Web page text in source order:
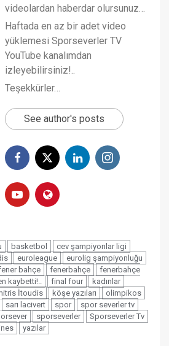
videolardan haberdar olursunuz…
Haftada en az bir adet video
yüklemesi Sporseverler TV
YouTube kanalımdan
izleyebilirsiniz!..
Teşekkürler…
See author's posts
basketbol
cev şampiyonlar ligi
euroleague
eurolig şampiyonluğu
bahçe fenerbahçe
fenerbahçe
kaybetti!.. final four
kadınlar
İtoudis köşe yazıları
olimpikos
sarı lacivert spor
spor severler tv
sporseverler
Sporseverler Tv
yazılar